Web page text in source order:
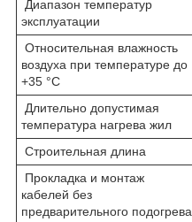
Диапазон температур
эксплуатации
Относительная влажность
воздуха при температуре до
+35 °С
Длительно допустимая
температура нагрева жил
Строительная длина
Прокладка и монтаж
кабелей без
предварительного подогрева